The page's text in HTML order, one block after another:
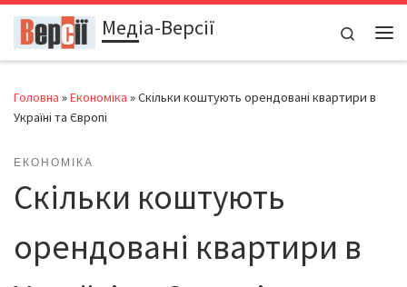
Перейти до вмістуМедіа-Версії
Search
Головна »Економіка »Скільки коштують орендовані квартири в
Україні та Європі
ЕКОНОМІКА
Скільки коштують
орендовані квартири в